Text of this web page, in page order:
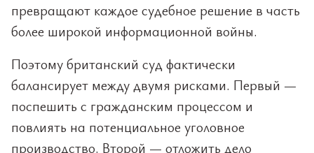
превращают каждое судебное решение в часть
более широкой информационной войны.
Поэтому британский суд фактически
балансирует между двумя рисками. Первый —
поспешить с гражданским процессом и
повлиять на потенциальное уголовное
производство. Второй — отложить дело